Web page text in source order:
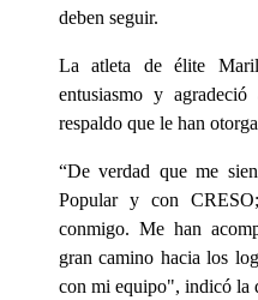
deben seguir.
La atleta de élite
entusiasmo y
respaldo que le han
“De verdad que me
Popular y con
conmigo. Me han
gran camino hacia los
con mi equipo", indicó la